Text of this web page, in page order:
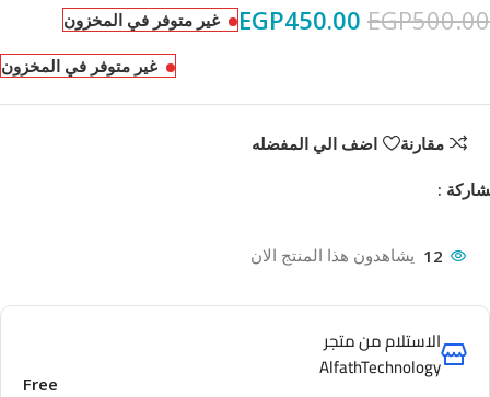
EGP500.00
EGP450.00 غير متوفر في المخزون
غير متوفر في المخزون
مقارنة اضف الي المفضله
:
12 يشاهدون هذا المنتج الان
الاستلام من متجر
AlfathTechnology
Free